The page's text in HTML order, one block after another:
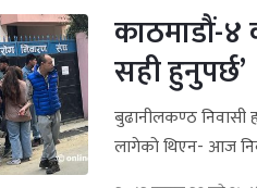
काठमाडौं-४
सही हुनुपर्छ’
बुढानीलकण्ठ निवासी
लागेको थिएन- आज